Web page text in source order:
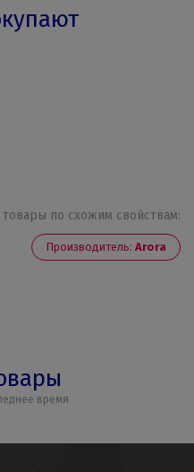
товары по схожим свойствам:
Производитель: Arora
время